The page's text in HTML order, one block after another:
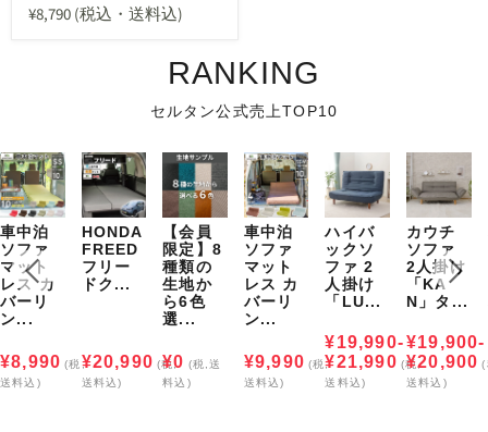
¥8,790(税込・送料込)
RANKING
セルタン公式売上TOP10
車中泊
ソファ
マット
レス カ
バーリ
ン...
¥8,990 (税,
送料込)
HONDA
FREED
フリー
ドク...
¥20,990 (税,
送料込)
【会員
限定】8
種類の
生地か
ら6色
選...
¥0 (税,送
料込)
車中泊
ソファ
マット
レス カ
バーリ
ン...
¥9,990 (税,
送料込)
ハイバ
ックソ
ファ 2
人掛け
「LU...
¥19,990-
¥21,990 (税,
送料込)
カウチ
ソファ
2人掛け
「KA
N」タ...
¥19,900-
¥20,900 (
送料込)